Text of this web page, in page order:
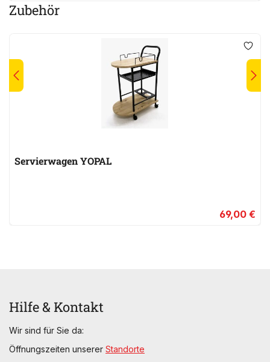
Zubehör
Servierwagen YOPAL
69,00 €
Hilfe & Kontakt
Wir sind für Sie da:
Öffnungszeiten unserer Standorte